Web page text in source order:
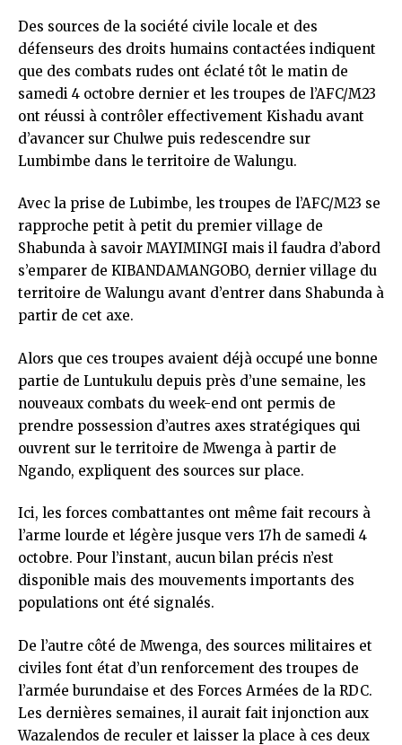
Des sources de la société civile locale et des
défenseurs des droits humains contactées indiquent
que des combats rudes ont éclaté tôt le matin de
samedi 4 octobre dernier et les troupes de l’AFC/M23
ont réussi à contrôler effectivement Kishadu avant
d’avancer sur Chulwe puis redescendre sur
Lumbimbe dans le territoire de Walungu.
Avec la prise de Lubimbe, les troupes de l’AFC/M23 se
rapproche petit à petit du premier village de
Shabunda à savoir MAYIMINGI mais il faudra d’abord
s’emparer de KIBANDAMANGOBO, dernier village du
territoire de Walungu avant d’entrer dans Shabunda à
partir de cet axe.
Alors que ces troupes avaient déjà occupé une bonne
partie de Luntukulu depuis près d’une semaine, les
nouveaux combats du week-end ont permis de
prendre possession d’autres axes stratégiques qui
ouvrent sur le territoire de Mwenga à partir de
Ngando, expliquent des sources sur place.
Ici, les forces combattantes ont même fait recours à
l’arme lourde et légère jusque vers 17h de samedi 4
octobre. Pour l’instant, aucun bilan précis n’est
disponible mais des mouvements importants des
populations ont été signalés.
De l’autre côté de Mwenga, des sources militaires et
civiles font état d’un renforcement des troupes de
l’armée burundaise et des Forces Armées de la RDC.
Les dernières semaines, il aurait fait injonction aux
Wazalendos de reculer et laisser la place à ces deux